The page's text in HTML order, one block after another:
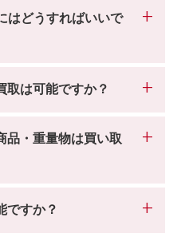
はどうすればいいで
取は可能ですか？
品・重量物は買い取
ですか？